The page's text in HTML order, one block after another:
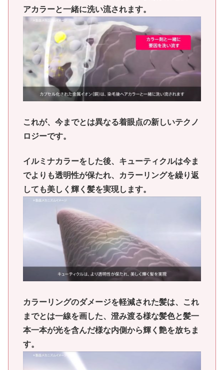
アカラーと一緒に洗い流されます。
これが、今までとは異なる着眼点の新しいテクノ
ロジーです。
イルミナカラーをした後、キューティクルは今ま
でよりも透明性が保たれ、カラーリングを繰り返
しても美しく輝く髪を実現します。
カラーリングのダメージを軽減された髪は、これ
までとは一線を画した、澄み渡る様な髪色と髪一
本一本が光を含んだ様な内側から輝く艶を放ちま
す。